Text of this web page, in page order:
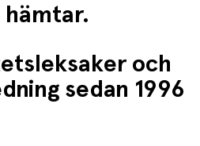
hämtar.
och
sedan 1996